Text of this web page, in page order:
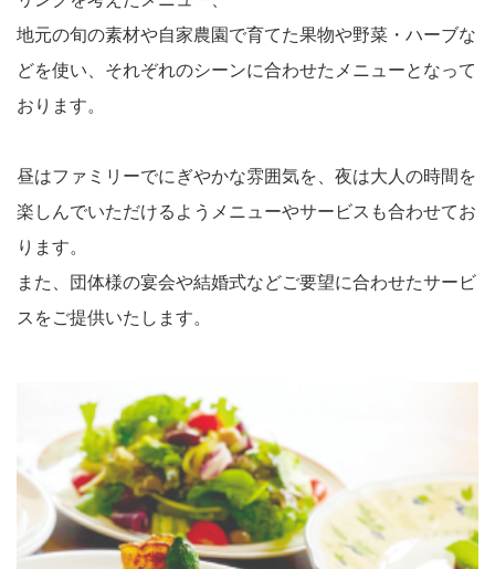
地元の旬の素材や自家農園で育てた果物や野菜・ハーブな
どを使い、それぞれのシーンに合わせたメニューとなって
おります。
昼はファミリーでにぎやかな雰囲気を、夜は大人の時間を
楽しんでいただけるようメニューやサービスも合わせてお
ります。
また、団体様の宴会や結婚式などご要望に合わせたサービ
スをご提供いたします。